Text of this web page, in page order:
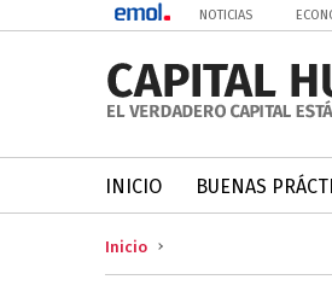
NOTICIAS
INICIO BUENAS
Inicio